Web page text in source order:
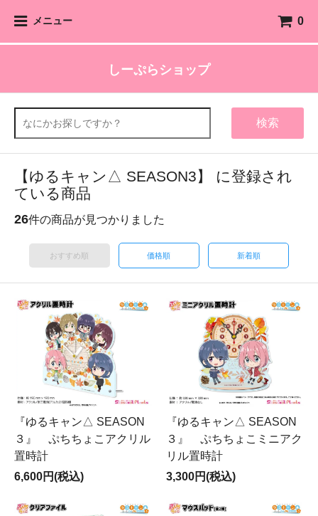
メニュー 0
しーぷらショップ
検索
【ゆるキャン△ SEASON3】 に登録され
ている商品
26件の商品が見つかりました
おすすめ順 価格順 新着順
『ゆるキャン△ SEASON
３』 ぷちちょこアクリル
置時計
6,600円(税込)
『ゆるキャン△ SEASON
３』 ぷちちょこミニアク
リル置時計
3,300円(税込)